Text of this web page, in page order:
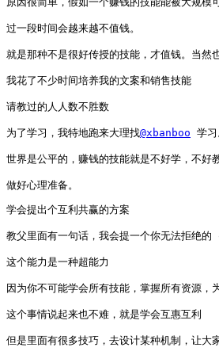
过一段时间会越来越不值钱。
就是那种不是很好传授的技能，才值钱。当然
我花了不少时间培养我的文案和销售技能
请教过的人人数不胜数
为了学习，我特地跑来大理找@xbanboo 学习
世界是公平的，赚钱的技能就是不好学，不好教
做好心理准备。
学会提出个互利共赢的方案
教父里面有一句话，我会提一个你无法拒绝
这个能力是一种超能力
因为你不可能学会所有技能，掌握所有资源，
这个事情说起来也不难，就是学会互惠互利
但是里面有很多技巧，去设计某种机制，让大